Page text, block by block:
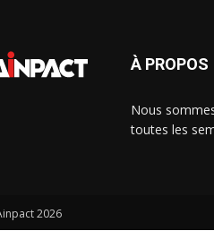
À PROPOS
Nous
toutes les
2026